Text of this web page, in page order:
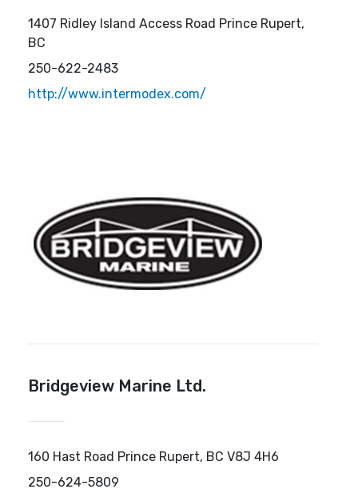
1407 Ridley Island Access Road Prince Rupert,
BC
250-622-2483
http://www.intermodex.com/
Bridgeview Marine Ltd.
160 Hast Road Prince Rupert, BC V8J 4H6
250-624-5809